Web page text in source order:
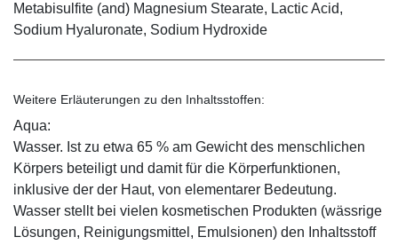
Metabisulfite (and) Magnesium Stearate, Lactic Acid,
Sodium Hyaluronate, Sodium Hydroxide
Weitere Erläuterungen zu den Inhaltsstoffen:
Aqua:
Wasser. Ist zu etwa 65 % am Gewicht des menschlichen
Körpers beteiligt und damit für die Körperfunktionen,
inklusive der der Haut, von elementarer Bedeutung.
Wasser stellt bei vielen kosmetischen Produkten (wässrige
Lösungen, Reinigungsmittel, Emulsionen) den Inhaltsstoff